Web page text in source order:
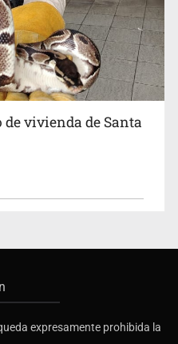
vivienda de Santa
expresamente prohibida la